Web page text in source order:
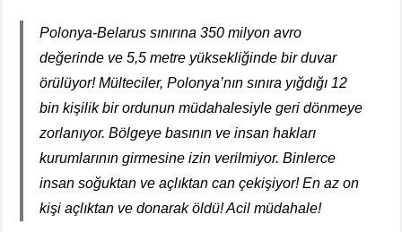
Polonya-Belarus sınırına 350 milyon avro
değerinde ve 5,5 metre yüksekliğinde bir duvar
örülüyor! Mülteciler, Polonya’nın sınıra yığdığı 12
bin kişilik bir ordunun müdahalesiyle geri dönmeye
zorlanıyor. Bölgeye basının ve insan hakları
kurumlarının girmesine izin verilmiyor. Binlerce
insan soğuktan ve açlıktan can çekişiyor! En az on
kişi açlıktan ve donarak öldü! Acil müdahale!